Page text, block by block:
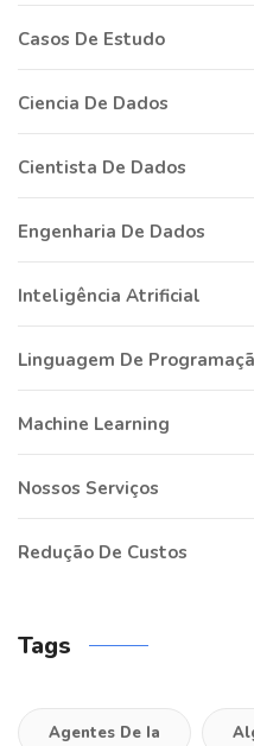
Casos De Estudo
Ciencia De Dados
Cientista De Dados
Engenharia De Dados
Inteligência Atrificial
Linguagem De
Machine Learning
Nossos Serviços
Redução De Custos
Tags
Agentes De Ia